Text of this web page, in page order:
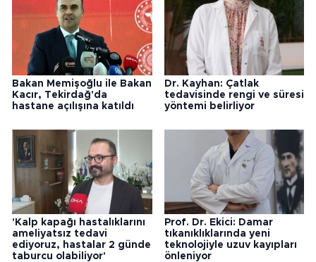
Bakan Memişoğlu ile Bakan
Kacır, Tekirdağ'da
hastane açılışına katıldı
Dr. Kayhan: Çatlak
tedavisinde rengi ve süresi
yöntemi belirliyor
'Kalp kapağı hastalıklarını
ameliyatsız tedavi
ediyoruz, hastalar 2 günde
taburcu olabiliyor'
Prof. Dr. Ekici: Damar
tıkanıklıklarında yeni
teknolojiyle uzuv kayıpları
önleniyor